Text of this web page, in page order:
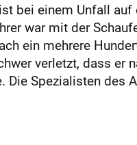
bei einem Unfall
war mit der
ein mehrere
verletzt, dass
Spezialisten des